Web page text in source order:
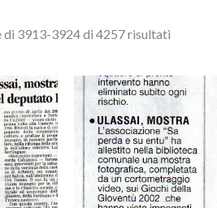
di 3913-3924 di 4257 risultati